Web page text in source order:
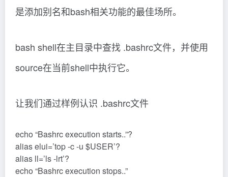
是添加别名和bash相关功能的最佳场所。
bash shell在主目录中查找 .bashrc文件，并使用
source在当前shell中执行它。
让我们通过样例认识 .bashrc文件
echo “Bashrc execution starts..”?
alias elui=’top -c -u $USER’?
alias ll=’ls -lrt’?
echo “Bashrc execution stops..”